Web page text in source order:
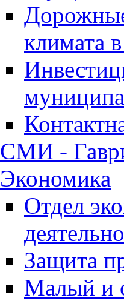
климата
СМИ -
Экономика
Отдел
Защита
Малый и